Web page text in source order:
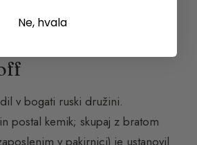
notami in olfaktoričnimi
se imenuje organ.
v bogati ruski družini.
postal kemik; skupaj z bratom
v pakirnici) je ustanovil
Ne, hvala